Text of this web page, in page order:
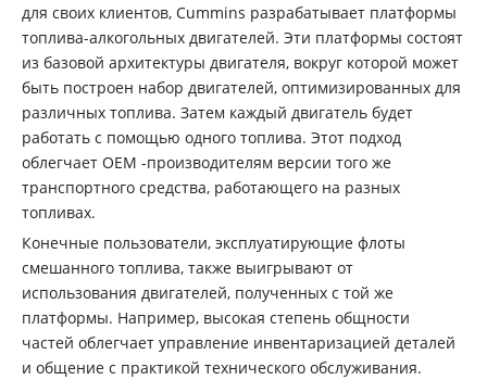
для своих клиентов, Cummins разрабатывает платформы
топлива-алкогольных двигателей. Эти платформы состоят
из базовой архитектуры двигателя, вокруг которой может
быть построен набор двигателей, оптимизированных для
различных топлива. Затем каждый двигатель будет
работать с помощью одного топлива. Этот подход
облегчает OEM -производителям версии того же
транспортного средства, работающего на разных
топливах.
Конечные пользователи, эксплуатирующие флоты
смешанного топлива, также выигрывают от
использования двигателей, полученных с той же
платформы. Например, высокая степень общности
частей облегчает управление инвентаризацией деталей
и общение с практикой технического обслуживания.